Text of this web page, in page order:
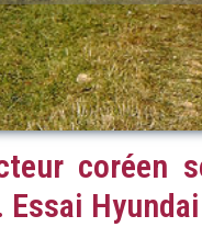
coréen
Essai